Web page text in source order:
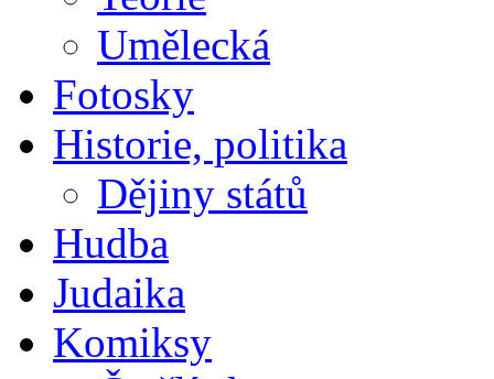
Umělecká
Fotosky
Historie, politika
Dějiny států
Hudba
Judaika
Komiksy